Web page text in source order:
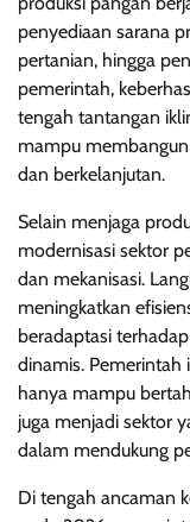
penyediaan sarana
pertanian, hingga
pemerintah,
tengah tantangan
mampu
dan berkelanjutan.
Selain menjaga
modernisasi sektor
dan mekanisasi.
meningkatkan
beradaptasi
dinamis. Pemerintah
hanya mampu
juga menjadi sektor
dalam mendukung
Di tengah ancaman